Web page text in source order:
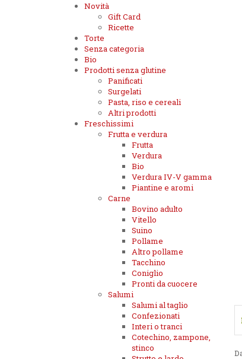
Novità
Gift Card
Ricette
Torte
Senza categoria
Bio
Prodotti senza glutine
Panificati
Surgelati
Pasta, riso e cereali
Altri prodotti
Freschissimi
Frutta e verdura
Frutta
Verdura
Bio
Verdura IV-V gamma
Piantine e aromi
Carne
Bovino adulto
Vitello
Suino
Pollame
Altro pollame
Tacchino
Coniglio
Pronti da cuocere
Salumi
Salumi al taglio
Confezionati
Interi o tranci
Cotechino, zampone,
stinco